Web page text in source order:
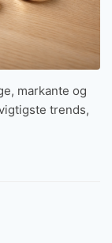
markante og
trends,